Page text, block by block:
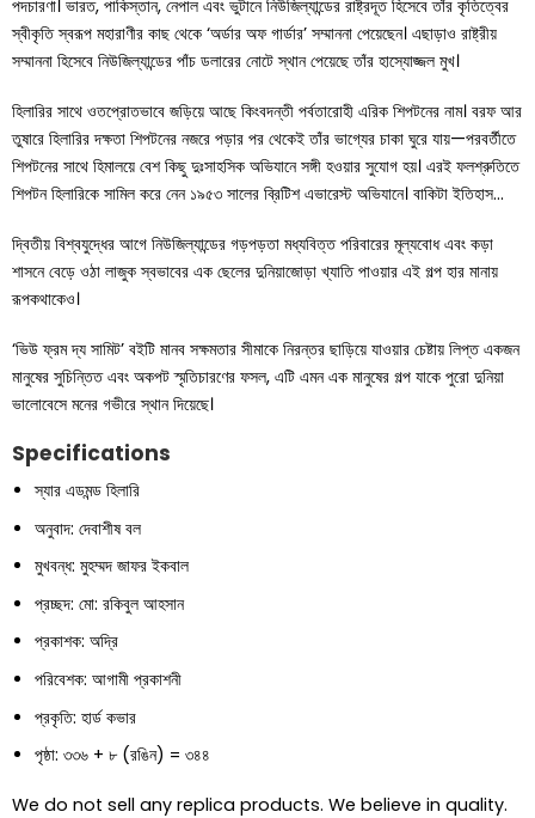
পদচারণা। ভারত, পাকিস্তান, নেপাল এবং ভুটানে নিউজিল্যান্ডের রাষ্ট্রদূত হিসেবে তাঁর কৃতিত্বের
স্বীকৃতি স্বরূপ মহারাণীর কাছ থেকে ‘অর্ডার অফ গার্ডার’ সম্মাননা পেয়েছেন। এছাড়াও রাষ্ট্রীয়
সম্মাননা হিসেবে নিউজিল্যান্ডের পাঁচ ডলারের নোটে স্থান পেয়েছে তাঁর হাস্যোজ্জল মুখ।
হিলারির সাথে ওতপ্রোতভাবে জড়িয়ে আছে কিংবদন্তী পর্বতারোহী এরিক শিপটনের নাম। বরফ আর
তুষারে হিলারির দক্ষতা শিপটনের নজরে পড়ার পর থেকেই তাঁর ভাগ্যের চাকা ঘুরে যায়—পরবর্তীতে
শিপটনের সাথে হিমালয়ে বেশ কিছু দুঃসাহসিক অভিযানে সঙ্গী হওয়ার সুযোগ হয়। এরই ফলশ্রুতিতে
শিপটন হিলারিকে সামিল করে নেন ১৯৫৩ সালের ব্রিটিশ এভারেস্ট অভিযানে। বাকিটা ইতিহাস…
দ্বিতীয় বিশ্বযুদ্ধের আগে নিউজিল্যান্ডের গড়পড়তা মধ্যবিত্ত পরিবারের মূল্যবোধ এবং কড়া
শাসনে বেড়ে ওঠা লাজুক স্বভাবের এক ছেলের দুনিয়াজোড়া খ্যাতি পাওয়ার এই গল্প হার মানায়
রূপকথাকেও।
‘ভিউ ফ্রম দ্য সামিট’ বইটি মানব সক্ষমতার সীমাকে নিরন্তর ছাড়িয়ে যাওয়ার চেষ্টায় লিপ্ত একজন
মানুষের সুচিন্তিত এবং অকপট স্মৃতিচারণের ফসল, এটি এমন এক মানুষের গল্প যাকে পুরো দুনিয়া
ভালোবেসে মনের গভীরে স্থান দিয়েছে।
Specifications
স্যার এডমন্ড হিলারি
অনুবাদ: দেবাশীষ বল
মুখবন্ধ: মুহম্মদ জাফর ইকবাল
প্রচ্ছদ: মো: রকিবুল আহসান
প্রকাশক: অদ্রি
পরিবেশক: আগামী প্রকাশনী
প্রকৃতি: হার্ড কভার
পৃষ্ঠা: ৩৩৬ + ৮ (রঙিন) = ৩৪৪
We do not sell any replica products. We believe in quality.